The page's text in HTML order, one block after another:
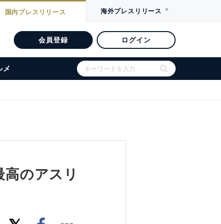
国内プレスリリース 海外プレスリリース
会員登録 ログイン
メ
のアスリ